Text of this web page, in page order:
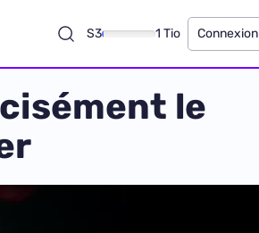
S3 1 Tio Connexion
le